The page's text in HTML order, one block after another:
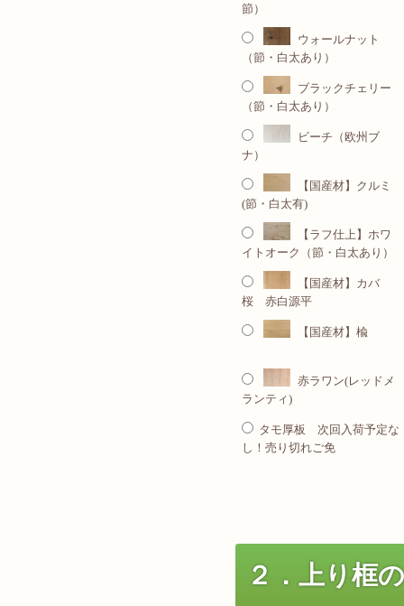
節）
ウォールナット
（節・白太あり）
ブラックチェリー
（節・白太あり）
ビーチ（欧州ブ
ナ）
【国産材】クルミ
(節・白太有)
【ラフ仕上】ホワ
イトオーク（節・白太あり）
【国産材】カバ
桜 赤白源平
【国産材】楡
赤ラワン(レッドメ
ランティ)
タモ厚板 次回入荷予定な
し！売り切れご免
２．上り框